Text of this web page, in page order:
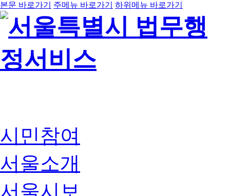
본문 바로가기 주메뉴 바로가기 하위메뉴 바로가기
시민참여
서울소개
서울시보